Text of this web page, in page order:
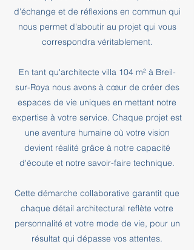
d'échange et de réflexions en commun qui
nous permet d'aboutir au projet qui vous
correspondra véritablement.
En tant qu'architecte villa 104 m² à Breil-
sur-Roya nous avons à cœur de créer des
espaces de vie uniques en mettant notre
expertise à votre service. Chaque projet est
une aventure humaine où votre vision
devient réalité grâce à notre capacité
d'écoute et notre savoir-faire technique.
Cette démarche collaborative garantit que
chaque détail architectural reflète votre
personnalité et votre mode de vie, pour un
résultat qui dépasse vos attentes.